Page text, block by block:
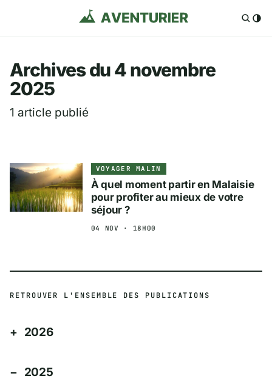
Aventurier.fr —
Archives du 4 novembre
2025
1 article publié
VOYAGER MALIN
À quel moment partir en Malaisie
pour profiter au mieux de votre
séjour ?
04 NOV · 18H00
RETROUVER L'ENSEMBLE DES PUBLICATIONS
2026
2025